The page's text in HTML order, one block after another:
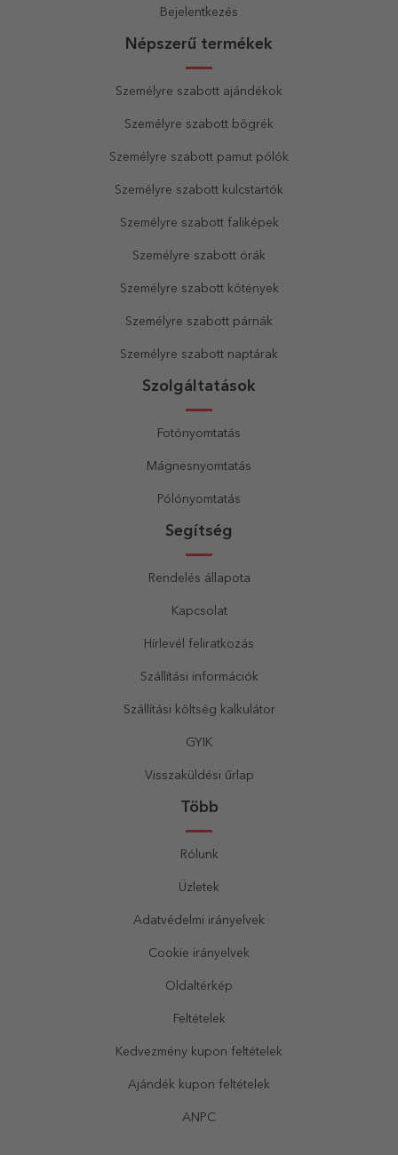
Bejelentkezés
Népszerű termékek
Személyre szabott ajándékok
Személyre szabott bögrék
Személyre szabott pamut pólók
Személyre szabott kulcstartók
Személyre szabott faliképek
Személyre szabott órák
Személyre szabott kötények
Személyre szabott párnák
Személyre szabott naptárak
Szolgáltatások
Fotónyomtatás
Mágnesnyomtatás
Pólónyomtatás
Segítség
Rendelés állapota
Kapcsolat
Hírlevél feliratkozás
Szállítási információk
Szállítási költség kalkulátor
GYIK
Visszaküldési űrlap
Több
Rólunk
Üzletek
Adatvédelmi irányelvek
Cookie irányelvek
Oldaltérkép
Feltételek
Kedvezmény kupon feltételek
Ajándék kupon feltételek
ANPC